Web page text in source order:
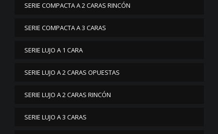
SERIE COMPACTA A 2 CARAS RINCÓN
SERIE COMPACTA A 3 CARAS
SERIE LUJO A 1 CARA
SERIE LUJO A 2 CARAS OPUESTAS
SERIE LUJO A 2 CARAS RINCÓN
SERIE LUJO A 3 CARAS